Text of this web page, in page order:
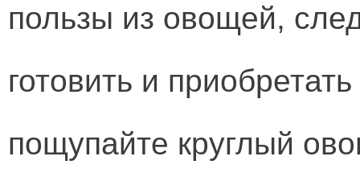
пользы из овощей,
готовить и
пощупайте круглый